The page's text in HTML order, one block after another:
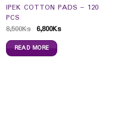
IPEK COTTON PADS – 120
PCS
8,500Ks 6,800Ks
READ MORE